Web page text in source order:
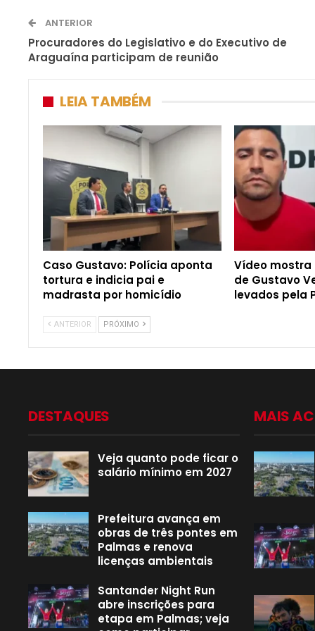
ANTERIOR
Procuradores do Legislativo e do Executivo de
Araguaína participam de reunião
LEIA TAMBÉM
Caso Gustavo: Polícia aponta
tortura e indicia pai e
madrasta por homicídio
Vídeo
de Gustavo
levados pela
ANTERIOR PRÓXIMO
DESTAQUES
Veja quanto pode ficar o
salário mínimo em 2027
Prefeitura avança em
obras de três pontes em
Palmas e renova
licenças ambientais
Santander Night Run
abre inscrições para
etapa em Palmas; veja
MAIS